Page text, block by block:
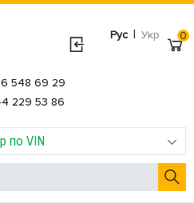
Рус | Укр
по VIN
548 69 29
229 53 86
0